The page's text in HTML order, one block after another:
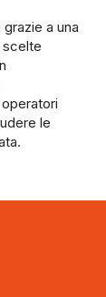
a una
scelte
le